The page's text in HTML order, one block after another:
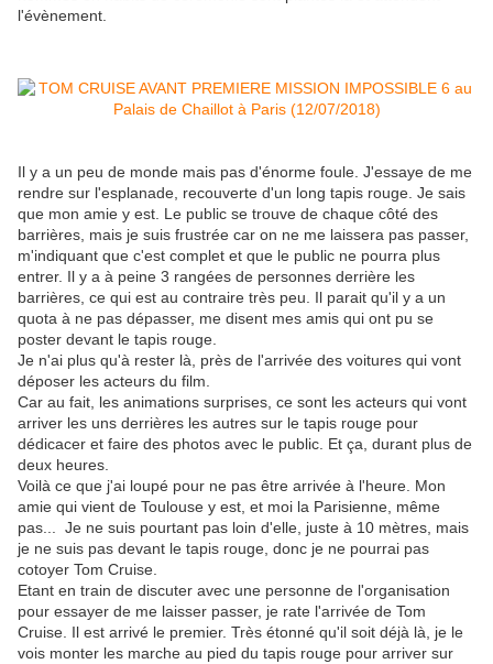
l'évènement.
Il y a un peu de monde mais pas d'énorme foule. J'essaye de me
rendre sur l'esplanade, recouverte d'un long tapis rouge. Je sais
que mon amie y est. Le public se trouve de chaque côté des
barrières, mais je suis frustrée car on ne me laissera pas passer,
m'indiquant que c'est complet et que le public ne pourra plus
entrer. Il y a à peine 3 rangées de personnes derrière les
barrières, ce qui est au contraire très peu. Il parait qu'il y a un
quota à ne pas dépasser, me disent mes amis qui ont pu se
poster devant le tapis rouge.
Je n'ai plus qu'à rester là, près de l'arrivée des voitures qui vont
déposer les acteurs du film.
Car au fait, les animations surprises, ce sont les acteurs qui vont
arriver les uns derrières les autres sur le tapis rouge pour
dédicacer et faire des photos avec le public. Et ça, durant plus de
deux heures.
Voilà ce que j'ai loupé pour ne pas être arrivée à l'heure. Mon
amie qui vient de Toulouse y est, et moi la Parisienne, même
pas... Je ne suis pourtant pas loin d'elle, juste à 10 mètres, mais
je ne suis pas devant le tapis rouge, donc je ne pourrai pas
cotoyer Tom Cruise.
Etant en train de discuter avec une personne de l'organisation
pour essayer de me laisser passer, je rate l'arrivée de Tom
Cruise. Il est arrivé le premier. Très étonné qu'il soit déjà là, je le
vois monter les marche au pied du tapis rouge pour arriver sur